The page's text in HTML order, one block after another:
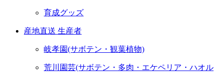
育成グッズ
産地直送 生産者
岐孝園(サボテン・観葉植物)
荒川園芸(サボテン・多肉・エケペリア・ハオル